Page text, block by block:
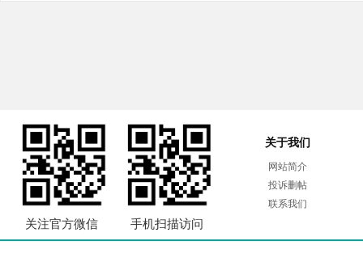
关注官方微信 手机扫描访问
关于我们
网站简介
投诉删帖
联系我们